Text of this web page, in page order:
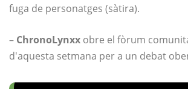
fuga de personatges (sàtira).
– ChronoLynxx obre el fòrum
d'aquesta setmana per a un debat